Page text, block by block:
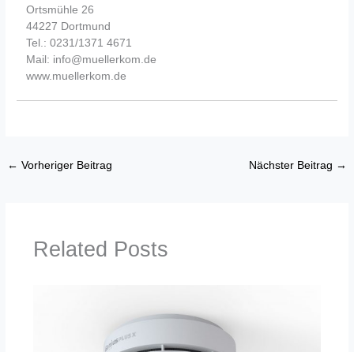
Ortsmühle 26
44227 Dortmund
Tel.: 0231/1371 4671
Mail: info@muellerkom.de
www.muellerkom.de
← Vorheriger Beitrag Nächster Beitrag →
Related Posts